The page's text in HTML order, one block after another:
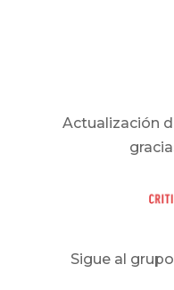
Actualización
Sigue al grupo